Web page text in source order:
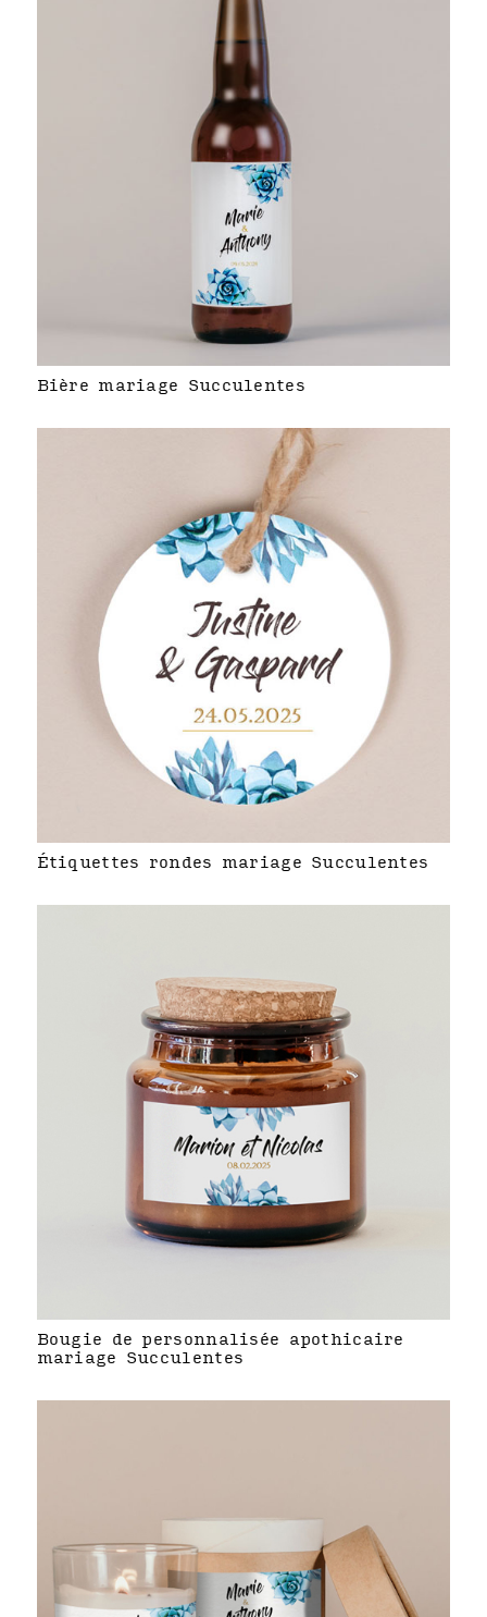
Bière mariage Succulentes
Étiquettes rondes mariage Succulentes
Bougie de personnalisée apothicaire
mariage Succulentes